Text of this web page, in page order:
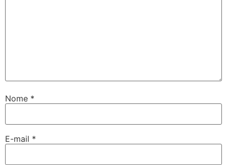
Nome *
E-mail *